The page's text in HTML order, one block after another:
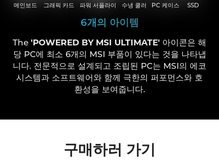
메인보드 그래픽 카드 파워 서플라이 수냉 쿨러 PC 케이스 SSD
6개의 아이템
The 'POWERED BY MSI ULTIMATE' 아이콘은 해
당 PC에 최소 6개의 MSI 부품이 있다는 것을 나타냅
니다. 전문적으로 설계되고 조립된 PC는 MSI의 에코
시스템과 소프트웨어와 함께 극한의 퍼포먼스와 호
환성을 보여줍니다.
그래픽 카드 파워 서플라이 수냉 쿨러 PC 케이스
4개의 아이템 : 메인보드 + 그래픽 카드 + 그
외 2개의 부품
'POWERED BY MSI ADVANCED'
그래픽 카드 파워 서플라이 수냉 쿨러 PC 케이스
3개의 아이템 : 메인보드 + 그래픽 카드 + 그
외 1개의 부품
'POWERED BY MSI ESSENTIAL'
구매하러 가기